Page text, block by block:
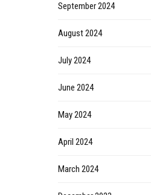
September 2024
August 2024
July 2024
June 2024
May 2024
April 2024
March 2024